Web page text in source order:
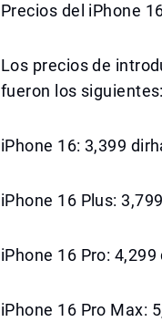
Precios del iPhone
Los precios de
fueron los siguientes:
iPhone 16: 3,399
iPhone 16 Plus:
iPhone 16 Pro:
iPhone 16 Pro Max: